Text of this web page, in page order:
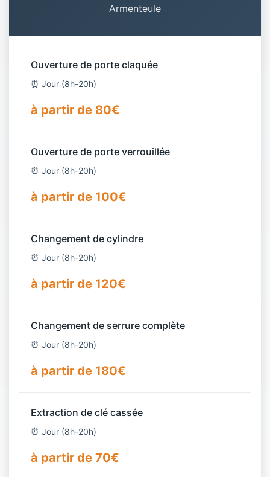
Armenteule
Ouverture de porte claquée
⏰ Jour (8h-20h)
à partir de 80€
Ouverture de porte verrouillée
⏰ Jour (8h-20h)
à partir de 100€
Changement de cylindre
⏰ Jour (8h-20h)
à partir de 120€
Changement de serrure complète
⏰ Jour (8h-20h)
à partir de 180€
Extraction de clé cassée
⏰ Jour (8h-20h)
à partir de 70€